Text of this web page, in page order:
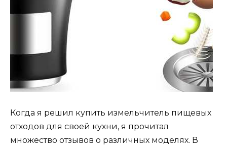
Когда я решил купить измельчитель пищевых
отходов для своей кухни, я прочитал
множество отзывов о различных моделях. В